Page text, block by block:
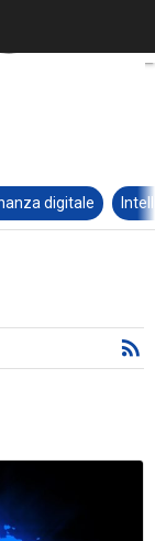
digitale